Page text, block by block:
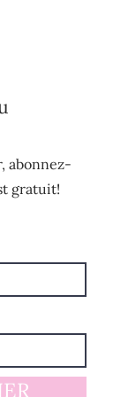
abonnez-
gratuit!